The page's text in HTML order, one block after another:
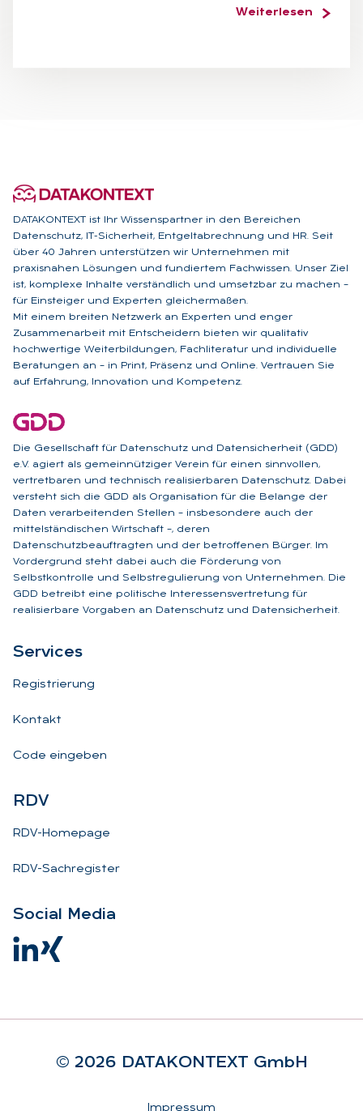
Weiterlesen
DATAKONTEXT ist Ihr Wissenspartner in den Bereichen
Datenschutz, IT-Sicherheit, Entgeltabrechnung und HR. Seit
über 40 Jahren unterstützen wir Unternehmen mit
praxisnahen Lösungen und fundiertem Fachwissen. Unser Ziel
ist, komplexe Inhalte verständlich und umsetzbar zu machen –
für Einsteiger und Experten gleichermaßen.
Mit einem breiten Netzwerk an Experten und enger
Zusammenarbeit mit Entscheidern bieten wir qualitativ
hochwertige Weiterbildungen, Fachliteratur und individuelle
Beratungen an – in Print, Präsenz und Online. Vertrauen Sie
auf Erfahrung, Innovation und Kompetenz.
Die Gesellschaft für Datenschutz und Datensicherheit (GDD)
e.V. agiert als gemeinnütziger Verein für einen sinnvollen,
vertretbaren und technisch realisierbaren Datenschutz. Dabei
versteht sich die GDD als Organisation für die Belange der
Daten verarbeitenden Stellen – insbesondere auch der
mittelständischen Wirtschaft –, deren
Datenschutzbeauftragten und der betroffenen Bürger. Im
Vordergrund steht dabei auch die Förderung von
Selbstkontrolle und Selbstregulierung von Unternehmen. Die
GDD betreibt eine politische Interessensvertretung für
realisierbare Vorgaben an Datenschutz und Datensicherheit.
Ser­vices
Registrierung
Kontakt
Code eingeben
RDV
RDV-Homepage
RDV-Sachregister
So­ci­al Me­dia
© 2026 DA­TA­KON­TEXT GmbH
Impressum